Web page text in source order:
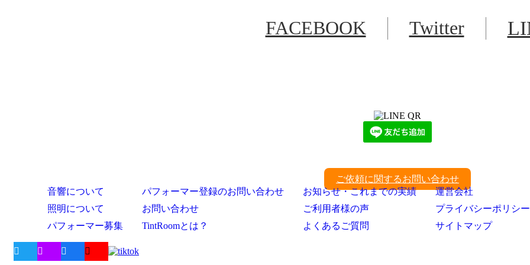
FACEBOOK Twitter
ご依頼に関するお問い合わせ
音響について
照明について
パフォーマー募集
パフォーマー登録のお問い合わせ
お問い合わせ
TintRoomとは？
お知らせ・これまでの実績
ご利用者様の声
よくあるご質問
運営会社
プライバシーポリシー
サイトマップ